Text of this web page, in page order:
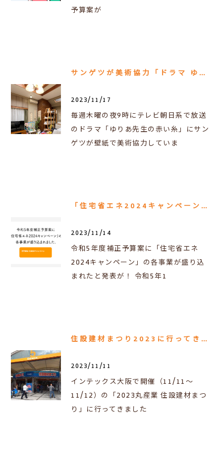
予算案が
サンゲツが美術協力「ドラマ ゆりあ先生の赤い糸」
2023/11/17
毎週木曜の夜9時にテレビ朝日系で放送
のドラマ「ゆりあ先生の赤い糸」にサン
ゲツが壁紙で美術協力していま
「住宅省エネ2024キャンペーン」に関するお知らせ
2023/11/14
令和5年度補正予算案に「住宅省エネ
2024キャンペーン」の各事業が盛り込
まれたと発表が！ 令和5年1
住設建材まつり2023に行ってきました！
2023/11/11
インテックス大阪で開催（11/11～
11/12）の「2023丸産業 住設建材まつ
り」に行ってきました